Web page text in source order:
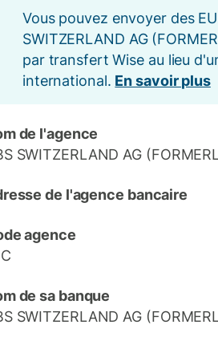
Vous pouvez envoyer des
SWITZERLAND AG
par transfert Wise au lieu
international. En savoir plus
de l'agence
SWITZERLAND AG
de l'agence bancaire
agence
de sa banque
SWITZERLAND AG